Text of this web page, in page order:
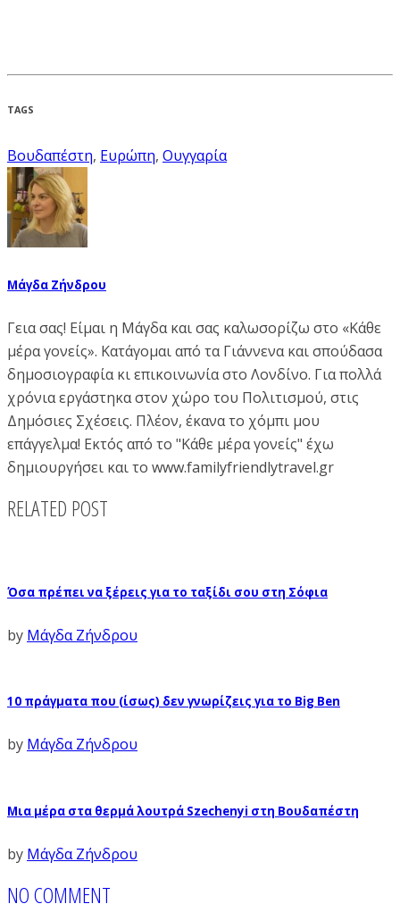
TAGS
Βουδαπέστη, Ευρώπη, Ουγγαρία
Μάγδα Ζήνδρου
Γεια σας! Είμαι η Μάγδα και σας καλωσορίζω στο «Κάθε
μέρα γονείς». Κατάγομαι από τα Γιάννενα και σπούδασα
δημοσιογραφία κι επικοινωνία στο Λονδίνο. Για πολλά
χρόνια εργάστηκα στον χώρο του Πολιτισμού, στις
Δημόσιες Σχέσεις. Πλέον, έκανα το χόμπι μου
επάγγελμα! Εκτός από το "Κάθε μέρα γονείς" έχω
δημιουργήσει και το www.familyfriendlytravel.gr
RELATED POST
Όσα πρέπει να ξέρεις για το ταξίδι σου στη Σόφια
by Μάγδα Ζήνδρου
10 πράγματα που (ίσως) δεν γνωρίζεις για το Big Ben
by Μάγδα Ζήνδρου
Μια μέρα στα θερμά λουτρά Szechenyi στη Βουδαπέστη
by Μάγδα Ζήνδρου
NO COMMENT